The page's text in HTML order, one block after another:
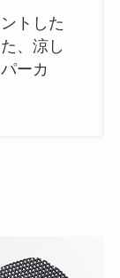
トした
、涼し
ーカ